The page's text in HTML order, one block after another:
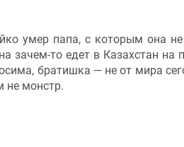
умер папа, с которым она
зачем-то едет в Казахстан
братишка — не от мира
не монстр.